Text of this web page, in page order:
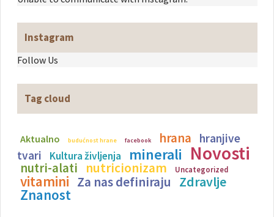
Instagram
Follow Us
Tag cloud
Aktualno budućnost hrane facebook hrana
hranjive
tvari
Kultura življenja minerali Novosti
nutri-alati nutricionizam Uncategorized
vitamini Za nas definiraju Zdravlje
Znanost